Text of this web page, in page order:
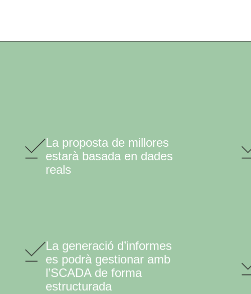
La proposta de millores
estarà basada en dades
reals
La generació d’informes
es podrà gestionar amb
l’SCADA de forma
estructurada